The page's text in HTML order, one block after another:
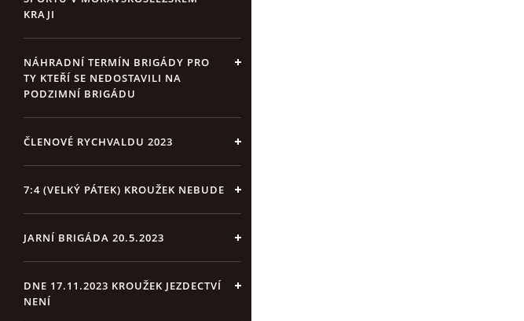
KRAJI
NÁHRADNÍ TERMÍN BRIGÁDY PRO
TY KTEŘÍ SE NEDOSTAVILI NA
PODZIMNÍ BRIGÁDU
ČLENOVÉ RYCHVALDU 2023
7:4 (VELKÝ PÁTEK) KROUŽEK NEBUDE
JARNÍ BRIGÁDA 20.5.2023
DNE 17.11.2023 KROUŽEK JEZDECTVÍ
NENÍ